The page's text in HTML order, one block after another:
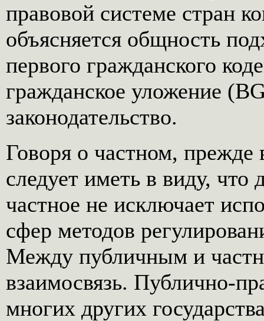
правовой системе стран
объясняется общность
первого гражданского
гражданское уложение
законодательство.
Говоря о частном, прежде
следует иметь в виду, что
частное не исключает
сфер методов
Между публичным и
взаимосвязь. Публично-
многих других